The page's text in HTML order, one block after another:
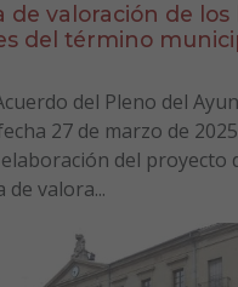
de valoración de los
del término
del Pleno del
27 de marzo de
del proyecto
de valora...